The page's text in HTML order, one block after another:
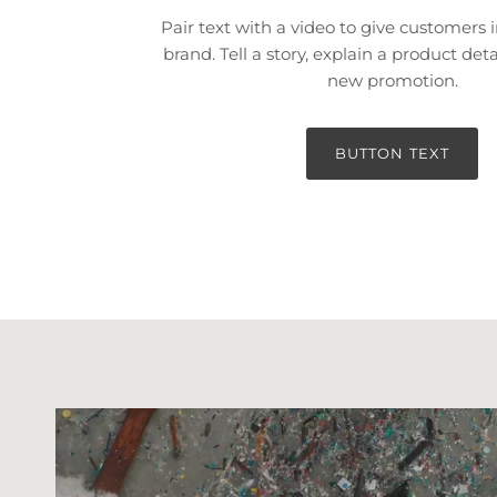
Pair text with a video to give customers
brand. Tell a story, explain a product
new promotion.
BUTTON TEXT